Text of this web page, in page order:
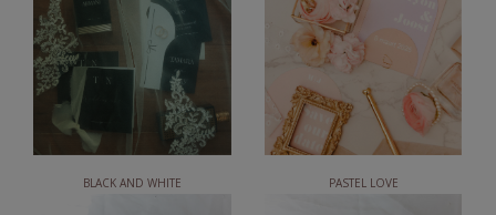
BLACK AND WHITE PASTEL LOVE